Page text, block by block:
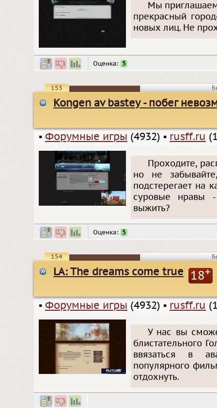
Мы
прекрасный
новых лиц. Не
Оценка: 5
153
Kongen av bastey - побег
▪ Форумные игры (4932) ▪ rusff.ru
Проходите,
но не
подстерегает на
суровые нравы
выжить?
Оценка: 5
154
LA: The dreams come true 18+
▪ Форумные игры (4932) ▪ rusff.ru
У нас вы
блистательного
ввязаться в
популярного
отдохнуть.